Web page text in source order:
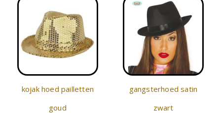
kojak hoed pailletten
goud
gangsterhoed satin
zwart